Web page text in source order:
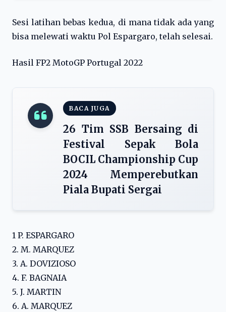
Sesi latihan bebas kedua, di mana tidak ada yang
bisa melewati waktu Pol Espargaro, telah selesai.
Hasil FP2 MotoGP Portugal 2022
BACA JUGA
26 Tim SSB Bersaing di
Festival Sepak Bola
BOCIL Championship Cup
2024 Memperebutkan
Piala Bupati Sergai
1 P. ESPARGARO
2. M. MARQUEZ
3. A. DOVIZIOSO
4. F. BAGNAIA
5. J. MARTIN
6. A. MARQUEZ